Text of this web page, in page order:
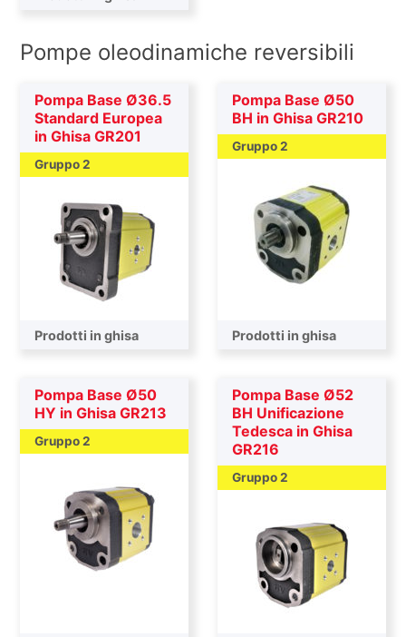
Pompe oleodinamiche reversibili
Pompa Base Ø36.5
Standard Europea
in Ghisa GR201
Gruppo 2
Prodotti in ghisa
Pompa Base Ø50
BH in Ghisa GR210
Gruppo 2
Prodotti in ghisa
Pompa Base Ø50
HY in Ghisa GR213
Gruppo 2
Pompa Base Ø52
BH Unificazione
Tedesca in Ghisa
GR216
Gruppo 2